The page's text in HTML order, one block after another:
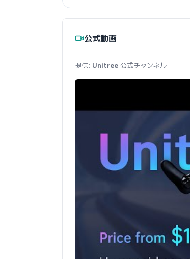
公式動画
提供: Unitree 公式チャンネル